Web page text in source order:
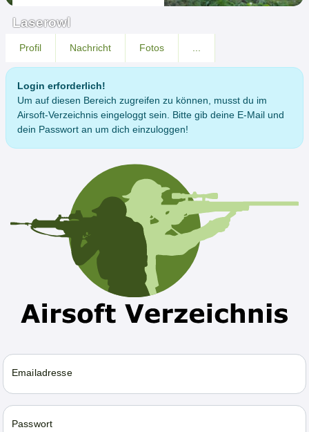
Laserowl
Profil Nachricht Fotos
Login erforderlich!
Um auf diesen Bereich zugreifen zu können, musst du im
Airsoft-Verzeichnis eingeloggt sein. Bitte gib deine E-Mail und
dein Passwort an um dich einzuloggen!
Emailadresse
Passwort